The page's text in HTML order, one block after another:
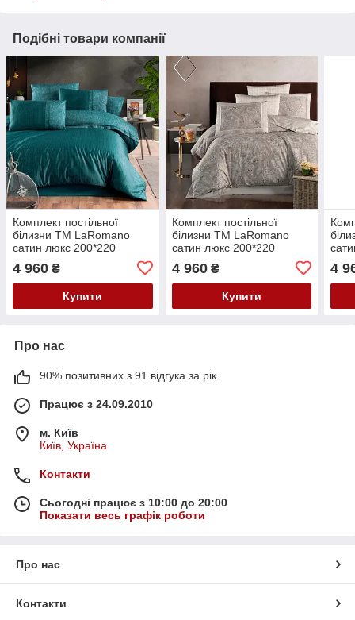
Подібні товари компанії
Комплект постільної
білизни ТМ LaRomano
сатин люкс 200*220
Туреччина Vardel Tapestry
4 960 ₴
Купити
Комплект постільної
білизни ТМ LaRomano
сатин люкс 200*220
4 960₴
Купити
4
Про нас
90% позитивних з 91 відгука за рік
Працює з 24.09.2010
м. Київ
Київ, Україна
Контакти
Сьогодні працює з 10:00 до 20:00
Показати весь графік роботи
Про нас
Контакти